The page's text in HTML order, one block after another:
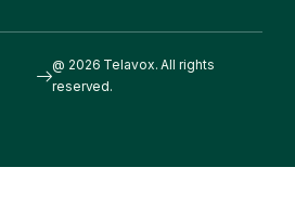
@ 2026 Telavox. All rights
reserved.